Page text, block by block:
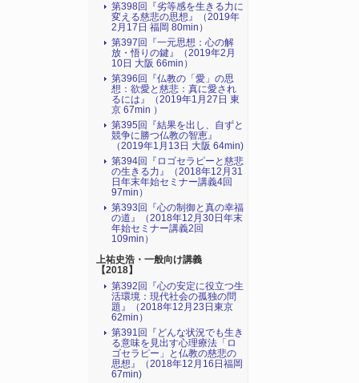
第398回『劣等感を生きる力に
変える慈悲の思想』（2019年
2月17日 福岡 80min）
第397回『一元思想：心の解
放・悟りの鍵』（2019年2月
10日 大阪 66min）
第396回『仏教の「愛」の思
想：欲愛と慈悲：真に愛され
るには』（2019年1月27日 東
京 67min ）
第395回『結果を出し、自ずと
競争に勝つ仏教の智恵』
（2019年1月13日 大阪 64min)
第394回『ロゴセラピーと慈悲
の生きる力』（2018年12月31
日年末年始セミナー講義4回
97min）
第393回『心の制御と真の幸福
の道』（2018年12月30日年末
年始セミナー講義2回
109min）
上祐史浩・一般向け講義
【2018】
第392回『心の安定に役立つ生
活環境：現代社会の孤独の問
題』（2018年12月23日東京
62min）
第391回『どんな状況でも生き
る意味を見出す心理療法「ロ
ゴセラピー」と仏教の慈悲の
思想』（2018年12月16日福岡
67min)